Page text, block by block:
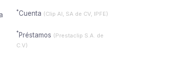
*Cuenta (Clip AI, SA de CV, IPFE)
*Préstamos (Prestaclip S.A. de
C.V)